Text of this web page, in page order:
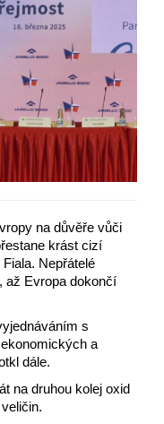
na důvěře vůči
krást cizí
Nepřátelé
až Evropa dokončí
s
a
dále.
na druhou kolej oxid